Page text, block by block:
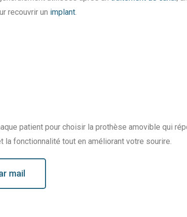
recouvrir un implant.
patient pour choisir la prothèse amovible qui
fonctionnalité tout en améliorant votre sourire.
mail